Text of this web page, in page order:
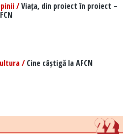
/Viața, din proiect în proiect –
/Cine câștigă la AFCN